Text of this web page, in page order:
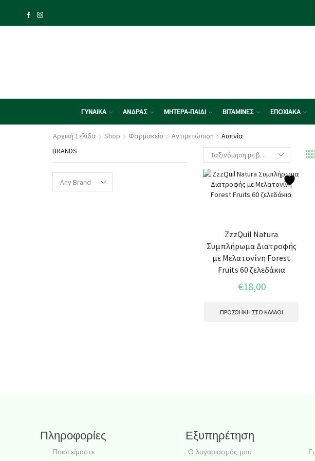
ΓΥΝΑΙΚΑ ΑΝΔΡΑΣ ΜΗΤΕΡΑ-ΠΑΙΔΙ ΒΙΤΑΜΙΝΕΣ ΕΠΟΧΙΑΚΑ
Αρχική Σελίδα Shop Φαρμακείο Αντιμετώπιση Αϋπνία
ZzzQuil Natura
Συμπλήρωμα Διατροφής
με Μελατονίνη Forest
Fruits 60 ζελεδάκια
€18,00
ΠΡΟΣΘΉΚΗ ΣΤΟ ΚΑΛΆΘΙ
BRANDS
Πληροφορίες
Ποιοι είμαστε
Εξυπηρέτηση
Ο λογαριασμός μου